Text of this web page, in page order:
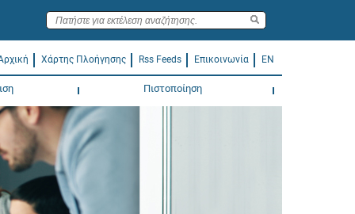
Χάρτης Πλοήγησης Rss Feeds Επικοινωνία EN
Πιστοποίηση